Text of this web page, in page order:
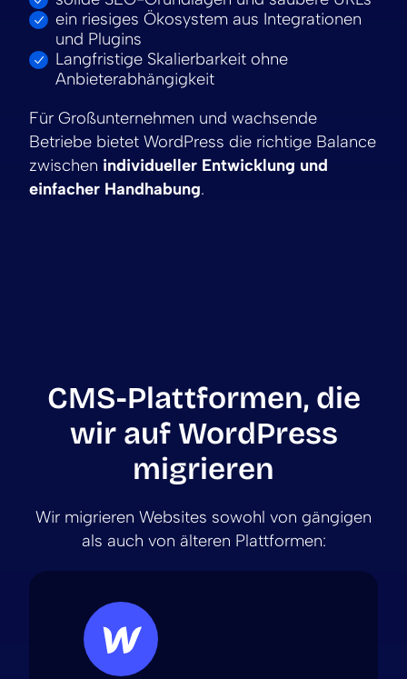
ein riesiges Ökosystem aus Integrationen
und Plugins
Langfristige Skalierbarkeit ohne
Anbieterabhängigkeit
Für Großunternehmen und wachsende
Betriebe bietet WordPress die richtige Balance
zwischen individueller Entwicklung und
einfacher Handhabung.
CMS-Plattformen, die
wir auf WordPress
migrieren
Wir migrieren Websites sowohl von gängigen
als auch von älteren Plattformen: